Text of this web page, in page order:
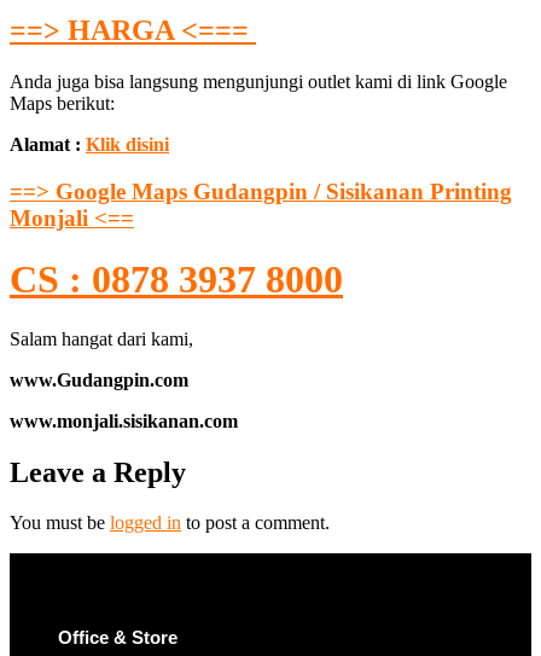
==> HARGA <===
Anda juga bisa langsung mengunjungi outlet kami di link Google
Maps berikut:
Alamat : Klik disini
==> Google Maps Gudangpin / Sisikanan Printing
Monjali <==
CS : 0878 3937 8000
Salam hangat dari kami,
www.Gudangpin.com
www.monjali.sisikanan.com
Leave a Reply
You must be logged in to post a comment.
Office & Store